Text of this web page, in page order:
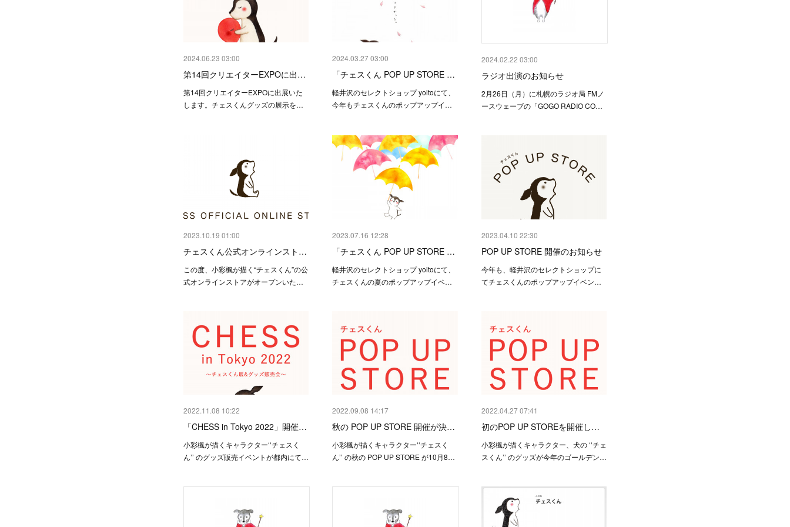
2024.06.23 03:00
第14回クリエイターEXPOに出…
第14回クリエイターEXPOに出展いた
します。チェスくんグッズの展示を…
2024.03.27 03:00
「チェスくん POP UP STORE …
軽井沢のセレクトショップ yoitoにて、
今年もチェスくんのポップアップイ…
2024.02.22 03:00
ラジオ出演のお知らせ
2月26日（月）に札幌のラジオ局 FMノ
ースウェーブの「GOGO RADIO CO…
2023.10.19 01:00
チェスくん公式オンラインスト…
この度、小彩楓が描く“チェスくん”の公
式オンラインストアがオープンいた…
2023.07.16 12:28
「チェスくん POP UP STORE …
軽井沢のセレクトショップ yoitoにて、
チェスくんの夏のポップアップイベ…
2023.04.10 22:30
POP UP STORE 開催のお知らせ
今年も、軽井沢のセレクトショップに
てチェスくんのポップアップイベン…
2022.11.08 10:22
「CHESS in Tokyo 2022」開催…
小彩楓が描くキャラクター‘‘チェスく
ん’’ のグッズ販売イベントが都内にて…
2022.09.08 14:17
秋の POP UP STORE 開催が決…
小彩楓が描くキャラクター‘‘チェスく
ん’’ の秋の POP UP STORE が10月8…
2022.04.27 07:41
初のPOP UP STOREを開催し…
小彩楓が描くキャラクター、犬の ‘‘チェ
スくん’’ のグッズが今年のゴールデン…